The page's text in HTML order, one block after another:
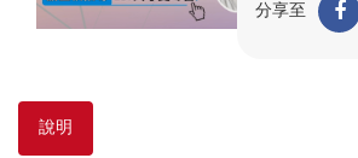
分享至
說明